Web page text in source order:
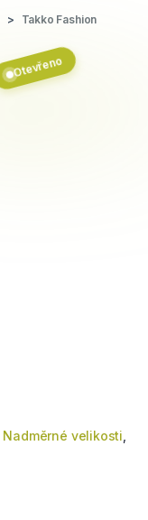
Takko Fashion
Otevřeno
Nadměrné velikosti